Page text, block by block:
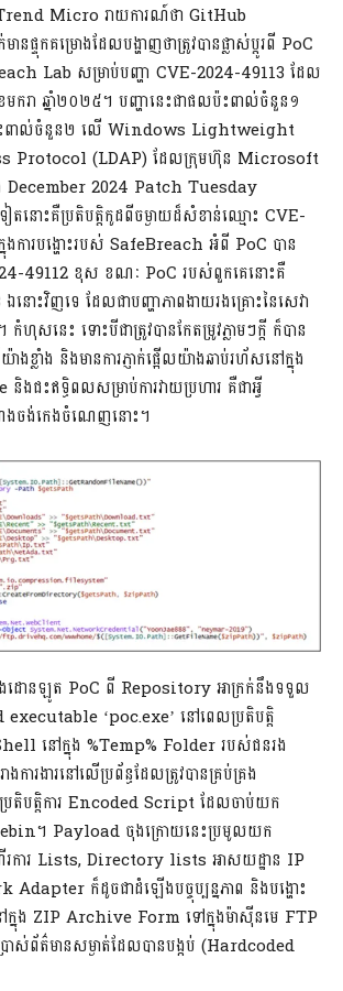
Micro រាយការណ៍ថា GitHub
ផ្ទុកគម្រោងដែលបង្ហាញថាត្រូវបានផ្លាស់ប្តូរពី PoC
Lab សម្រាប់បញ្ហា CVE-2024-49113 ដែល
មករា ឆ្នាំ២០២៥។ បញ្ហានេះជាផលប៉ះពាល់ចំនួន១
ពាល់ចំនួន២ លើ Windows Lightweight
Protocol (LDAP) ដែលក្រុមហ៊ុន Microsoft
December 2024 Patch Tuesday
តនោះគឺប្រតិបត្តិកូដពីចម្ងាយដ៏សំខាន់ឈ្មោះ CVE-
ការបង្ហោះរបស់ SafeBreach អំពី PoC បាន
49112 ខុស ខណៈ PoC របស់ពួកគេនោះគឺ
ោះវិញទេ ដែលជាបញ្ហាភាពងាយរងគ្រោះនៃសេវា
ហុសនេះ ទោះបីជាត្រូវបានកែតម្រូវភ្លាមៗក្តី ក៏បាន
ាងខ្លាំង និងមានការភ្ញាក់ផ្អើលយ៉ាងឆាប់រហ័សនៅក្នុង
ជះឥទ្ធិពលសម្រាប់ការវាយប្រហារ គឺជាអ្វី
ចង់កេងចំណេញនោះ។
ងដោនឡូត PoC ពី Repository អាក្រក់នឹងទទួល
‘poc.exe’ នៅពេលប្រតិបត្តិ
នៅក្នុង %Temp% Folder របស់ជនរង
ងការងារនៅលើប្រព័ន្ធដែលត្រូវបានគ្រប់គ្រង
បត្តិការ Encoded Script ដែលចាប់យក
។ Payload ចុងក្រោយនេះប្រមូលយក
រការ Lists, Directory lists អាសយដ្ឋាន IP
ក៏ដូចជាដំឡើងបច្ចុប្បន្នភាព និងបង្ហោះ
នុង ZIP Archive Form ទៅក្នុងម៉ាស៊ីនមេ FTP
រាស់ព័ត៌មានសម្ងាត់ដែលបានបង្កប់ (Hardcoded